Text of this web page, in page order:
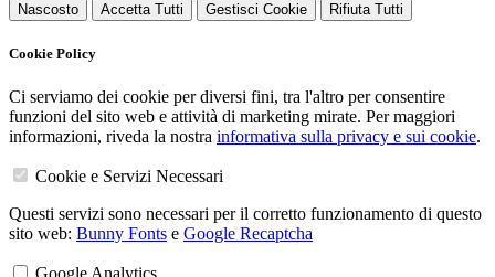
Nascosto Accetta Tutti Gestisci Cookie Rifiuta Tutti
Cookie Policy
Ci serviamo dei cookie per diversi fini, tra l'altro per consentire
funzioni del sito web e attività di marketing mirate. Per maggiori
informazioni, riveda la nostra informativa sulla privacy e sui cookie.
Cookie e Servizi Necessari
Questi servizi sono necessari per il corretto funzionamento di questo
sito web: Bunny Fonts e Google Recaptcha